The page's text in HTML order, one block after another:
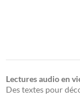
Lectures audio en
Des textes pour